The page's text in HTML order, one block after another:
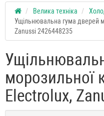
Велика техніка
Ущільнювальна гума дверей
Zanussi 2426448235
морозильної
Electrolux,